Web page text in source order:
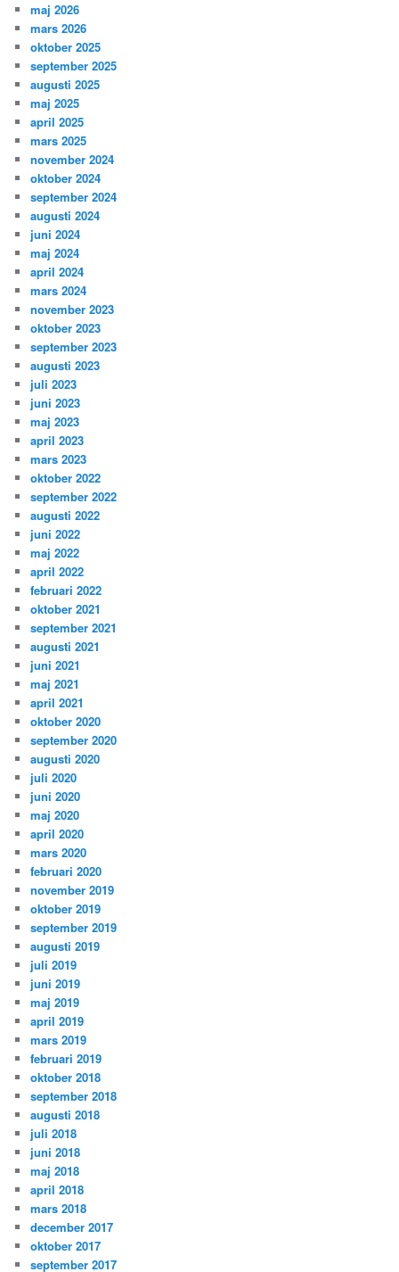
maj 2026
mars 2026
oktober 2025
september 2025
augusti 2025
maj 2025
april 2025
mars 2025
november 2024
oktober 2024
september 2024
augusti 2024
juni 2024
maj 2024
april 2024
mars 2024
november 2023
oktober 2023
september 2023
augusti 2023
juli 2023
juni 2023
maj 2023
april 2023
mars 2023
oktober 2022
september 2022
augusti 2022
juni 2022
maj 2022
april 2022
februari 2022
oktober 2021
september 2021
augusti 2021
juni 2021
maj 2021
april 2021
oktober 2020
september 2020
augusti 2020
juli 2020
juni 2020
maj 2020
april 2020
mars 2020
februari 2020
november 2019
oktober 2019
september 2019
augusti 2019
juli 2019
juni 2019
maj 2019
april 2019
mars 2019
februari 2019
oktober 2018
september 2018
augusti 2018
juli 2018
juni 2018
maj 2018
april 2018
mars 2018
december 2017
oktober 2017
september 2017